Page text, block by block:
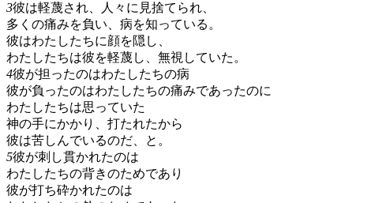
3彼は軽蔑され、人々に見捨てられ、
多くの痛みを負い、病を知っている。
彼はわたしたちに顔を隠し、
わたしたちは彼を軽蔑し、無視していた。
4彼が担ったのはわたしたちの病
彼が負ったのはわたしたちの痛みであったのに
わたしたちは思っていた
神の手にかかり、打たれたから
彼は苦しんでいるのだ、と。
5彼が刺し貫かれたのは
わたしたちの背きのためであり
彼が打ち砕かれたのは